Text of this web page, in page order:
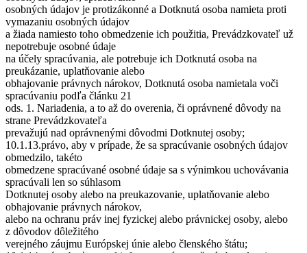
osobných údajov je protizákonné a Dotknutá osoba namieta proti
vymazaniu osobných údajov
a žiada namiesto toho obmedzenie ich použitia, Prevádzkovateľ už
nepotrebuje osobné údaje
na účely spracúvania, ale potrebuje ich Dotknutá osoba na
preukázanie, uplatňovanie alebo
obhajovanie právnych nárokov, Dotknutá osoba namietala voči
spracúvaniu podľa článku 21
ods. 1. Nariadenia, a to až do overenia, či oprávnené dôvody na
strane Prevádzkovateľa
prevažujú nad oprávnenými dôvodmi Dotknutej osoby;
10.1.13.právo, aby v prípade, že sa spracúvanie osobných údajov
obmedzilo, takéto
obmedzene spracúvané osobné údaje sa s výnimkou uchovávania
spracúvali len so súhlasom
Dotknutej osoby alebo na preukazovanie, uplatňovanie alebo
obhajovanie právnych nárokov,
alebo na ochranu práv inej fyzickej alebo právnickej osoby, alebo
z dôvodov dôležitého
verejného záujmu Európskej únie alebo členského štátu;